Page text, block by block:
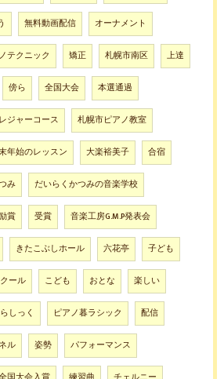
無料動画配信 オーナメント
テクニック 矯正 札幌市南区 上達
傍ら 全国大会 本選通過
ジャーコース 札幌市ピアノ教室
年始のレッスン 大楽裕美子 合宿
み だいらくかつみの音楽学校
賞 受賞 音楽工房G.M.P発表会
きたこぶしホール 六花亭 子ども
ール こども おとな 楽しい
しっく ピアノ暮ラシック 配信
ル 姿勢 パフォーマンス